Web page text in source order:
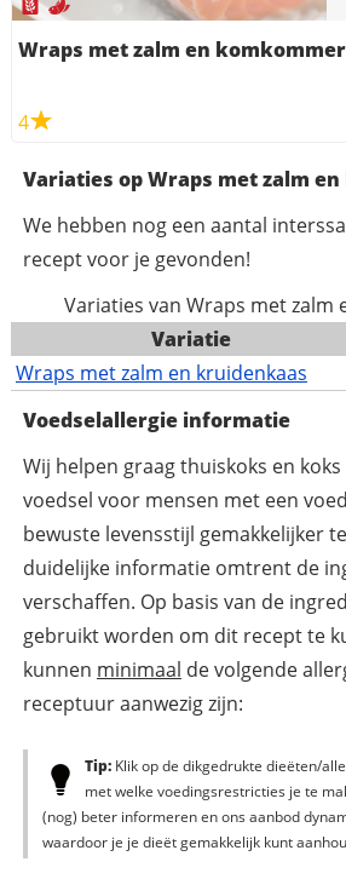
Wraps met zalm en komkommer
4
Variaties op Wraps met zalm
We hebben nog een aantal
recept voor je gevonden!
Variaties van Wraps met zalm
Variatie
Wraps met zalm en kruidenkaas
Voedselallergie informatie
Wij helpen graag thuiskoks en
voedsel voor mensen met een
bewuste levensstijl gemakkelijker
duidelijke informatie omtrent de
verschaffen. Op basis van de
gebruikt worden om dit recept te
kunnen minimaal de volgende
receptuur aanwezig zijn:
Tip:Klik op de dikgedrukte dieëten/
met welke voedingsrestricties je te
(nog) beter informeren en ons aanbod
waardoor je je dieët gemakkelijk kunt